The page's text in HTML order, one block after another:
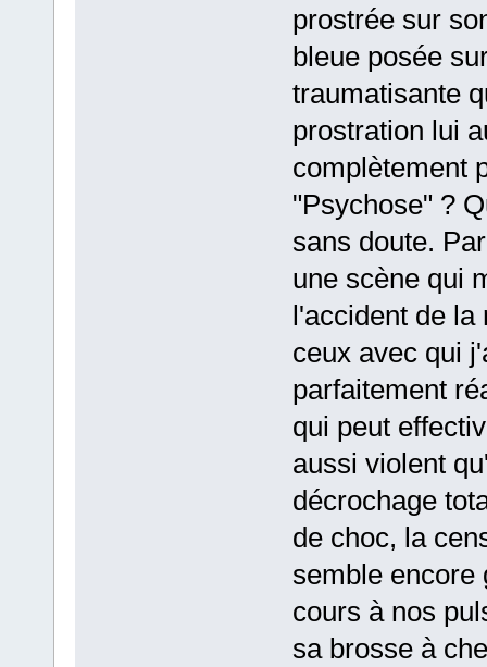
prostrée sur
bleue posée
traumatisante
prostration lui
complètement
"Psychose" ?
sans doute.
une scène qui
l'accident de la
ceux avec qui
parfaitement
qui peut
aussi violent
décrochage
de choc, la
semble encore
cours à nos
sa brosse à